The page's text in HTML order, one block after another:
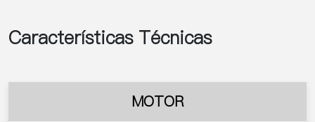
Características Técnicas
MOTOR